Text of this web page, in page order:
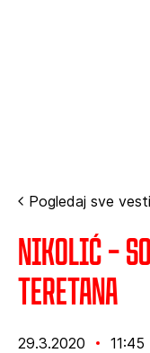
Pogledaj sve vesti
Nikolić –
teretana
29.3.2020 11:45